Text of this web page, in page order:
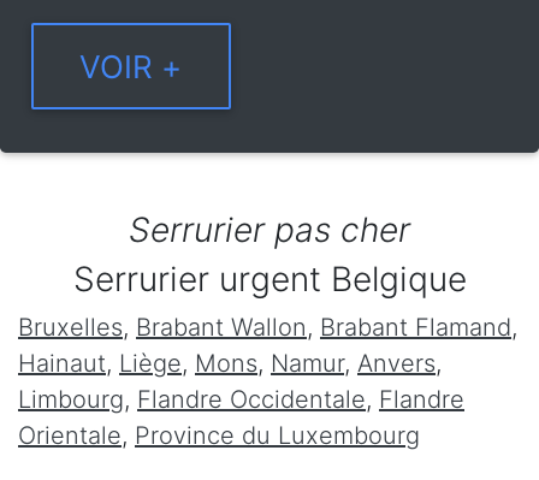
Serrurier pas cher
Serrurier urgent Belgique
Bruxelles, Brabant Wallon, Brabant Flamand,
Hainaut, Liège, Mons, Namur, Anvers,
Limbourg, Flandre Occidentale, Flandre
Orientale, Province du Luxembourg